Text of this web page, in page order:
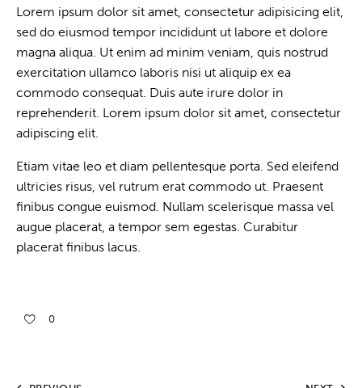
Lorem ipsum dolor sit amet, consectetur adipisicing elit,
sed do eiusmod tempor incididunt ut labore et dolore
magna aliqua. Ut enim ad minim veniam, quis nostrud
exercitation ullamco laboris nisi ut aliquip ex ea
commodo consequat. Duis aute irure dolor in
reprehenderit. Lorem ipsum dolor sit amet, consectetur
adipiscing elit.
Etiam vitae leo et diam pellentesque porta. Sed eleifend
ultricies risus, vel rutrum erat commodo ut. Praesent
finibus congue euismod. Nullam scelerisque massa vel
augue placerat, a tempor sem egestas. Curabitur
placerat finibus lacus.
0